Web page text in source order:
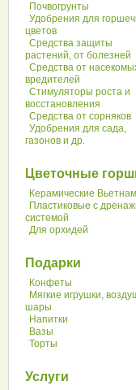
Почвогрунты
Удобрения для
цветов
Средства защиты
растений, от болезней
Средства от
вредителей
Стимуляторы роста и
восстановления
Средства от сорняков
Удобрения для сада,
газонов и др.
Цветочные
Керамические
Пластиковые с
системой
Для орхидей
Подарки
Конфеты
Мягкие игрушки,
шары
Напитки
Вазы
Торты
Услуги